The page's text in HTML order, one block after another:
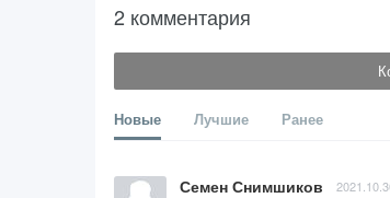
2 комментария
Новые Лучшие Ранее
Семен Снимшиков